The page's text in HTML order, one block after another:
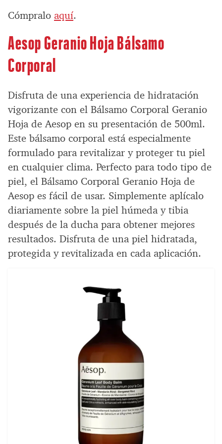
Cómpralo aquí.
Aesop Geranio Hoja Bálsamo
Corporal
Disfruta de una experiencia de hidratación
vigorizante con el Bálsamo Corporal Geranio
Hoja de Aesop en su presentación de 500ml.
Este bálsamo corporal está especialmente
formulado para revitalizar y proteger tu piel
en cualquier clima. Perfecto para todo tipo de
piel, el Bálsamo Corporal Geranio Hoja de
Aesop es fácil de usar. Simplemente aplícalo
diariamente sobre la piel húmeda y tibia
después de la ducha para obtener mejores
resultados. Disfruta de una piel hidratada,
protegida y revitalizada en cada aplicación.